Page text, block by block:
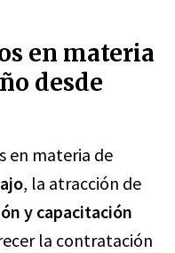
en materia
desde
en materia de
, la atracción de
y capacitación
la contratación